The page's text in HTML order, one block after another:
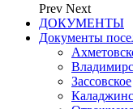
Prev Next
ДОКУМЕНТЫ
Документы
Зассовское